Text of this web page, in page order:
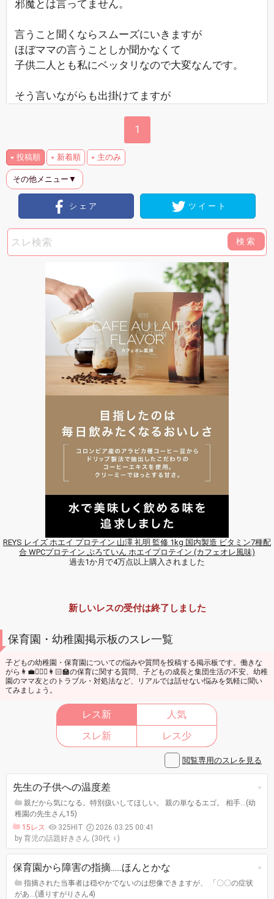
邪魔とは言ってません。
言うこと聞くならスムーズにいきますが
ほぼママの言うことしか聞かなくて
子供二人とも私にベッタリなので大変なんです。
そう言いながらも出掛けてますが
1
投稿順 新着順 主のみ
その他メニュー▼
シェア ツイート
検索
REYS レイズ ホエイ プロテイン 山澤 礼明 監修 1kg 国内製造 ビタミン7種配
合 WPCプロテイン ぷろていん ホエイプロテイン (カフェオレ風味)
過去1か月で4万点以上購入されました
新しいレスの受付は終了しました
保育園・幼稚園掲示板のスレ一覧
子どもの幼稚園・保育園についての悩みや質問を投稿する掲示板です。働きな
がら👩‍💼👩🏼‍⚕️👩🏻‍🏫の保育に関する質問、子どもの成長と集団生活の不安、幼稚
園のママ友とのトラブル・対処法など、リアルでは話せない悩みを気軽に聞い
てみましょう。
レス新
人気
スレ新
レス少
閲覧専用のスレを見る
先生の子供への温度差
親だから気になる。特別扱いしてほしい。 親の単なるエゴ。 相手…(幼
稚園の先生さん15)
15レス
325HIT
2026.03.25 00:41
育児の話題好きさん (30代 ♀)
保育園から障害の指摘......ほんとかな
指摘された当事者は穏やかでないのは想像できますが、 「〇〇の症状
があ…(通りすがりさん4)